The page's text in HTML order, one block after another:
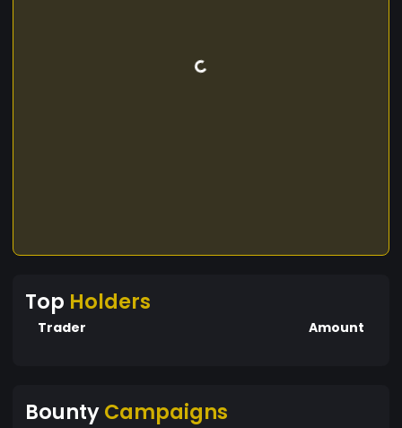
Top Holders
Trader Amount
BountyCampaigns